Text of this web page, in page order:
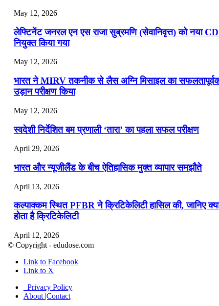
May 12, 2026
लेफ्टिनेंट जनरल एन एस राजा सुब्रमणि (सेवानिवृत्त) को नया
नियुक्त किया गया
May 12, 2026
भारत ने MIRV तकनीक से लैस अग्नि मिसाइल का
उड़ान परीक्षण किया
May 12, 2026
स्वदेशी निर्देशित बम प्रणाली ‘तारा’ का पहला सफल परीक्षण
April 29, 2026
भारत और न्यूजीलैंड के बीच ऐतिहासिक मुक्त व्यापार समझौते
April 13, 2026
कल्पाक्कम स्थित PFBR ने क्रिटिकेलिटी हासिल की, जानिए
होता है क्रिटिकेलिटी
April 12, 2026
April 9, 2026
नासा का आर्टेमिस-2 मिशन: मनुष्य एक बार फिर से चंद्रमा के
पहुंचा
© Copyright - edudose.com
Link to Facebook
Link to X
Privacy Policy
About |Contact